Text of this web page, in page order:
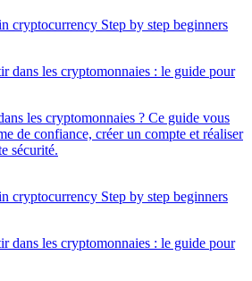
dans les cryptomonnaies : le guide pour
les cryptomonnaies ? Ce guide vous
de confiance, créer un compte et réaliser
sécurité.
dans les cryptomonnaies : le guide pour